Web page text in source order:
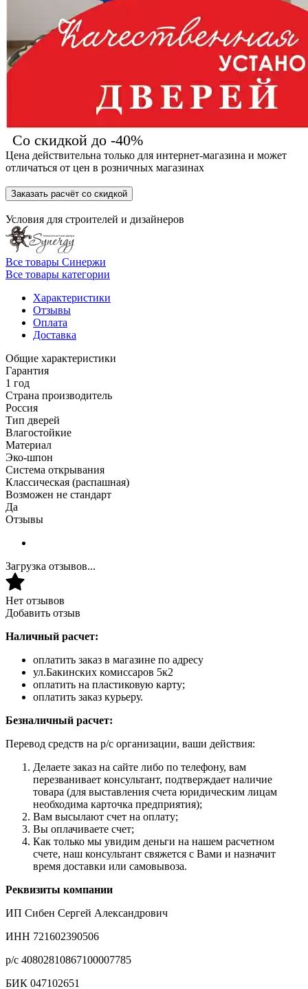
Со скидкой до -40%
Цена действительна только для интернет-магазина и может
отличаться от цен в розничных магазинах
Заказать расчёт со скидкой
Условия для строителей и дизайнеров
Все товары Синержи
Все товары категории
Характеристики
Отзывы
Оплата
Доставка
Общие характеристики
Гарантия
1 год
Страна производитель
Россия
Тип дверей
Влагостойкие
Материал
Эко-шпон
Система открывания
Классическая (распашная)
Возможен не стандарт
Да
Отзывы
Загрузка отзывов...
Нет отзывов
Добавить отзыв
Наличный расчет:
оплатить заказ в магазине по адресу
ул.Бакинских комиссаров 5к2
оплатить на пластиковую карту;
оплатить заказ курьеру.
Безналичный расчет:
Перевод средств на р/с организации, ваши действия:
Делаете заказ на сайте либо по телефону, вам
перезванивает консультант, подтверждает наличие
товара (для выставления счета юридическим лицам
необходима карточка предприятия);
Вам высылают счет на оплату;
Вы оплачиваете счет;
Как только мы увидим деньги на нашем расчетном
счете, наш консультант свяжется с Вами и назначит
время доставки или самовывоза.
Реквизиты компании
ИП Сибен Сергей Александрович
ИНН 721602390506
р/с 40802810867100007785
БИК 047102651